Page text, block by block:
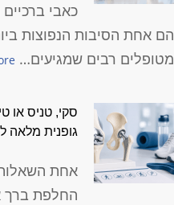
כאבי
הם אחת הסיבות הנפוצות
מטופלים רבים שמגיעים…
סקי, טניס או
גופנית
אחת השאלות
החלפת ברך